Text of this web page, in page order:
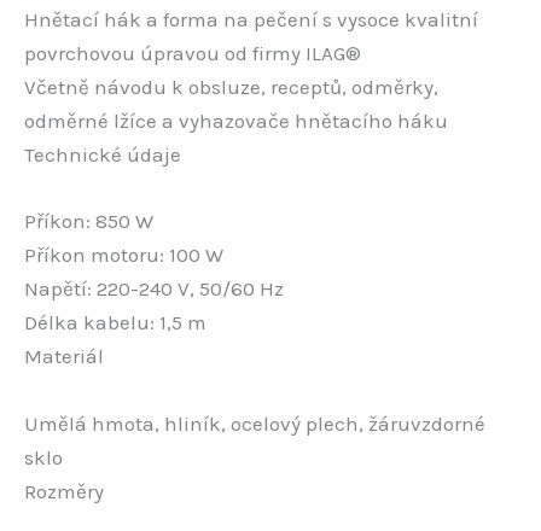
Hnětací hák a forma na pečení s vysoce kvalitní
povrchovou úpravou od firmy ILAG®
Včetně návodu k obsluze, receptů, odměrky,
odměrné lžíce a vyhazovače hnětacího háku
Technické údaje
Příkon: 850 W
Příkon motoru: 100 W
Napětí: 220-240 V, 50/60 Hz
Délka kabelu: 1,5 m
Materiál
Umělá hmota, hliník, ocelový plech, žáruvzdorné
sklo
Rozměry